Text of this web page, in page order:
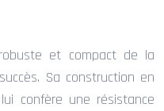
et compact de la
Sa construction en
confère une résistance